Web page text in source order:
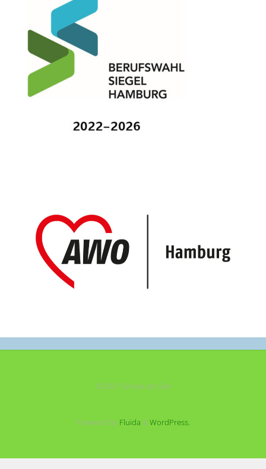
©2021 Schule am See
Powered byFluida &WordPress.